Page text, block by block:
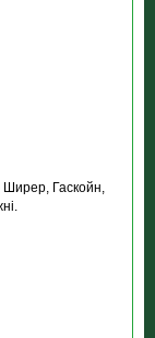
Ширер, Гаскойн,